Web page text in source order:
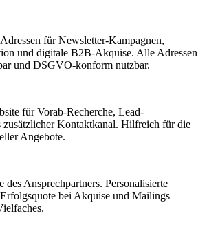
für Newsletter-Kampagnen,
und digitale B2B-Akquise. Alle Adressen
und DSGVO-konform nutzbar.
für Vorab-Recherche, Lead-
Kontaktkanal. Hilfreich für die
Angebote.
des Ansprechpartners. Personalisierte
bei Akquise und Mailings